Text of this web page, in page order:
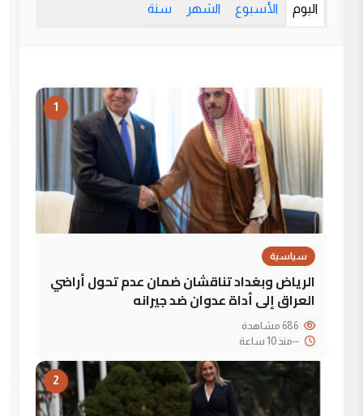
اليوم الأسبوع الشهر سنة
1
سياسية
الرياض وبغداد تناقشان ضمان عدم تحول أراضي
العراق إلى أداة عدوان ضد جيرانه
--منذ 10 ساعة
2